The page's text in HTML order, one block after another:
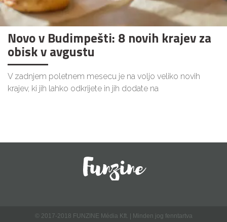
Novo v Budimpešti: 8 novih krajev za
obisk v avgustu
V zadnjem poletnem mesecu je na voljo veliko novih
krajev, ki jih lahko odkrijete in jih dodate na
© 2017-2018 FUNZINE Média Kft. | Minden jog fenntartva